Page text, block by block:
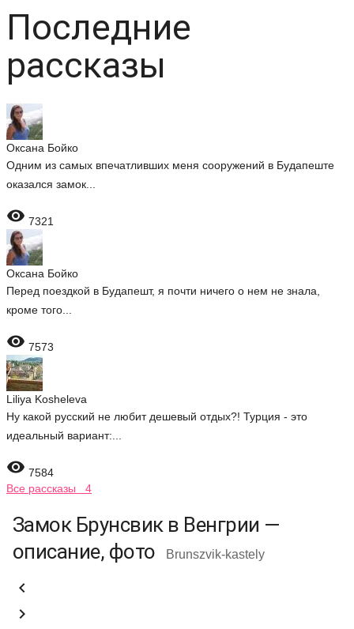
Последние
рассказы
Оксана Бойко
Одним из самых впечатливших меня сооружений в Будапеште
оказался замок...
 7321
Оксана Бойко
Перед поездкой в Будапешт, я почти ничего о нем не знала,
кроме того...
 7573
Liliya Kosheleva
Ну какой русский не любит дешевый отдых?! Турция - это
идеальный вариант:...
 7584
Все рассказы 4
Замок Брунсвик в Венгрии —
описание, фото
Brunszvik-kastеly

